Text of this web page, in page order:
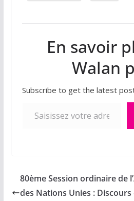
En savoir
Walan
Subscribe to get the latest
80ème Session ordinaire de
des Nations Unies :